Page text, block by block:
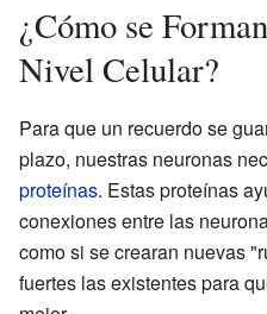
¿Cómo se
Nivel Celular?
Para que un recuerdo se
plazo, nuestras neuronas
proteínas. Estas proteínas
conexiones entre las
como si se crearan nuevas
fuertes las existentes para